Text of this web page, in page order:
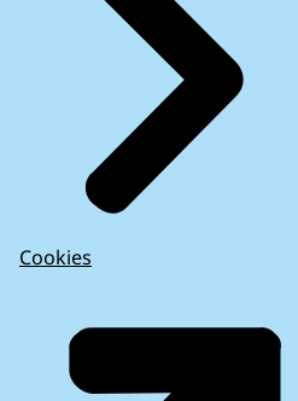
Cookies